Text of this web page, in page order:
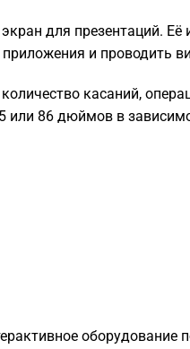
для презентаций.
и проводить
касаний,
или 86 дюймов в
оборудование